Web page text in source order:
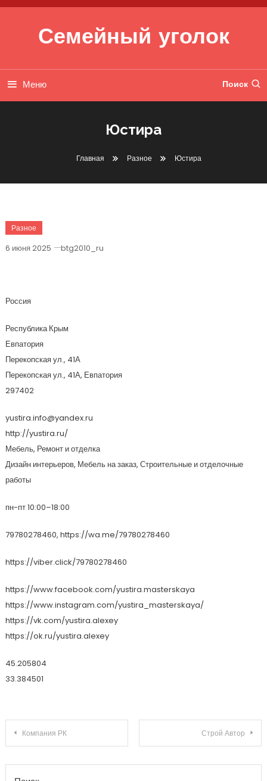
Перейти к содержимому
Семейный уголок
Меню Поиск
Юстира
Главная Разное Юстира
Разное
6 июня 2025 btg2010_ru
Россия
Республика Крым
Евпатория
Перекопская ул., 41А
Перекопская ул., 41А, Евпатория
297402
yustira.info@yandex.ru
http://yustira.ru/
Мебель, Ремонт и отделка
Дизайн интерьеров, Мебель на заказ, Строительные и отделочные
работы
пн-пт 10:00–18:00
79780278460, https://wa.me/79780278460
https://viber.click/79780278460
https://www.facebook.com/yustira.masterskaya
https://www.instagram.com/yustira_masterskaya/
https://vk.com/yustira.alexey
https://ok.ru/yustira.alexey
45.205804
33.384501
Навигация по записям
Компания РК Строй Автор